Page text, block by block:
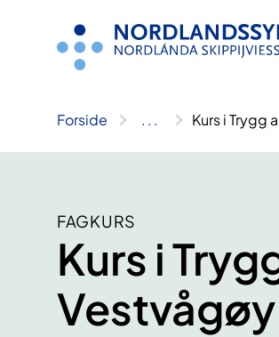
Forside .. . Kurs i Trygg
FAGKURS
Kurs i
Vestvågøy